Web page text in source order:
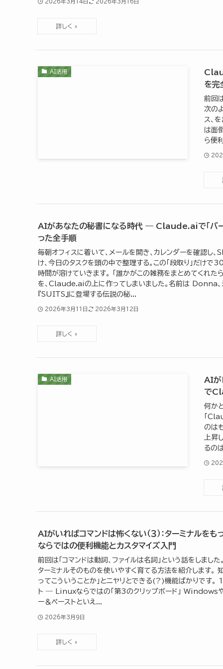
AI活用
を完
前回
次の
ス、
は面
ら便
AIがあなたの秘書になる時代 ― Claude.aiで「バー
った全手順
毎朝オフィスに着いて、メールを開き、カレンダーを確認し
け、今日のタスクを頭の中で整理する。この「段取り」だけで
時間が溶けていきます。 「誰かがこの雑務をまとめてくれた
を、Claude.aiの上に作ってしまいました。名前は Donna、
『SUITS』に登場する伝説の秘...
2026年3月11日 2026年3月12日
AI活用
AI
で
何か
「
のは
上昇
るの
AIがいればコマンドは怖くない（３）：ターミナルを
ならではの便利機能とカスタマイズ入門
前回は「コマンドは動詞、ファイルは名詞」という話をしまし
ターミナルそのものを使いやすく育てる方法を紹介します。
ってこういうことか」とニヤリとできる(?)機能ばかりです。
ト ― Linuxならではの「第3のクリップボード」 Windows
ー＆ペーストといえ...
2026年3月9日